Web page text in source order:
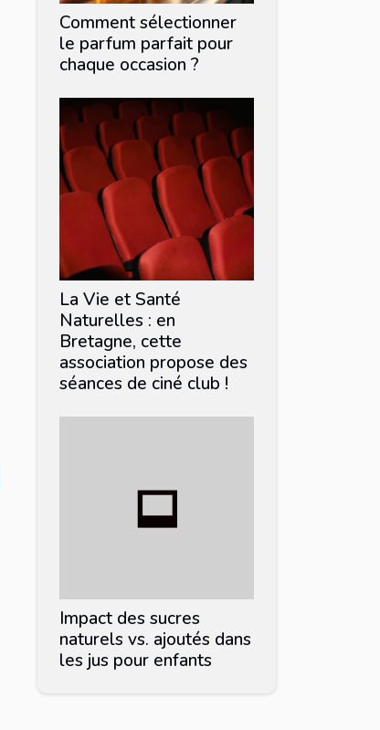
Comment sélectionner
le parfum parfait pour
chaque occasion ?
La Vie et Santé
Naturelles : en
Bretagne, cette
association propose des
séances de ciné club !
Impact des sucres
naturels vs. ajoutés dans
les jus pour enfants